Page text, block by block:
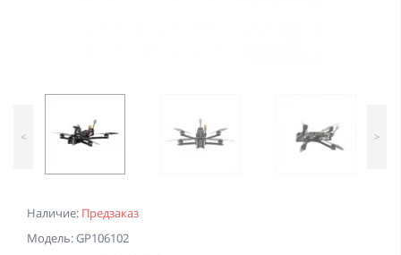
Наличие: Предзаказ
Модель: GP106102
< >